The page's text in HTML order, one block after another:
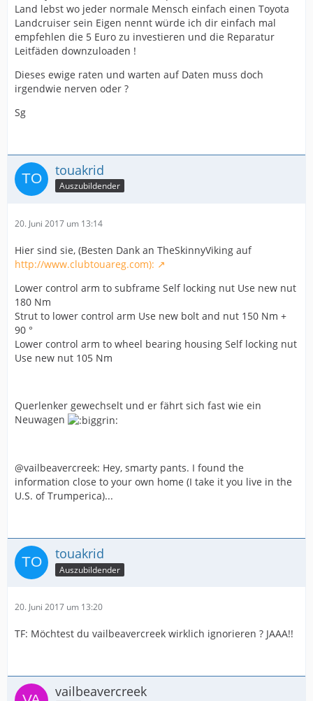
Land lebst wo jeder normale Mensch einfach einen Toyota
Landcruiser sein Eigen nennt würde ich dir einfach mal
empfehlen die 5 Euro zu investieren und die Reparatur
Leitfäden downzuloaden !
Dieses ewige raten und warten auf Daten muss doch
irgendwie nerven oder ?
Sg
touakrid
Auszubildender
20. Juni 2017 um 13:14
Hier sind sie, (Besten Dank an TheSkinnyViking auf
http://www.clubtouareg.com):
Lower control arm to subframe Self locking nut Use new nut
180 Nm
Strut to lower control arm Use new bolt and nut 150 Nm +
90 °
Lower control arm to wheel bearing housing Self locking nut
Use new nut 105 Nm
Querlenker gewechselt und er fährt sich fast wie ein
Neuwagen
@vailbeavercreek: Hey, smarty pants. I found the
information close to your own home (I take it you live in the
U.S. of Trumperica)...
touakrid
Auszubildender
20. Juni 2017 um 13:20
TF: Möchtest du vailbeavercreek wirklich ignorieren ? JAAA!!
vailbeavercreek